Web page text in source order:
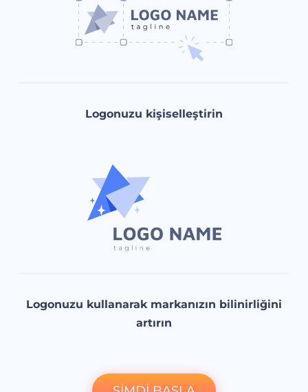
Logonuzu kişiselleştirin
Logonuzu kullanarak markanızın bilinirliğini
artırın